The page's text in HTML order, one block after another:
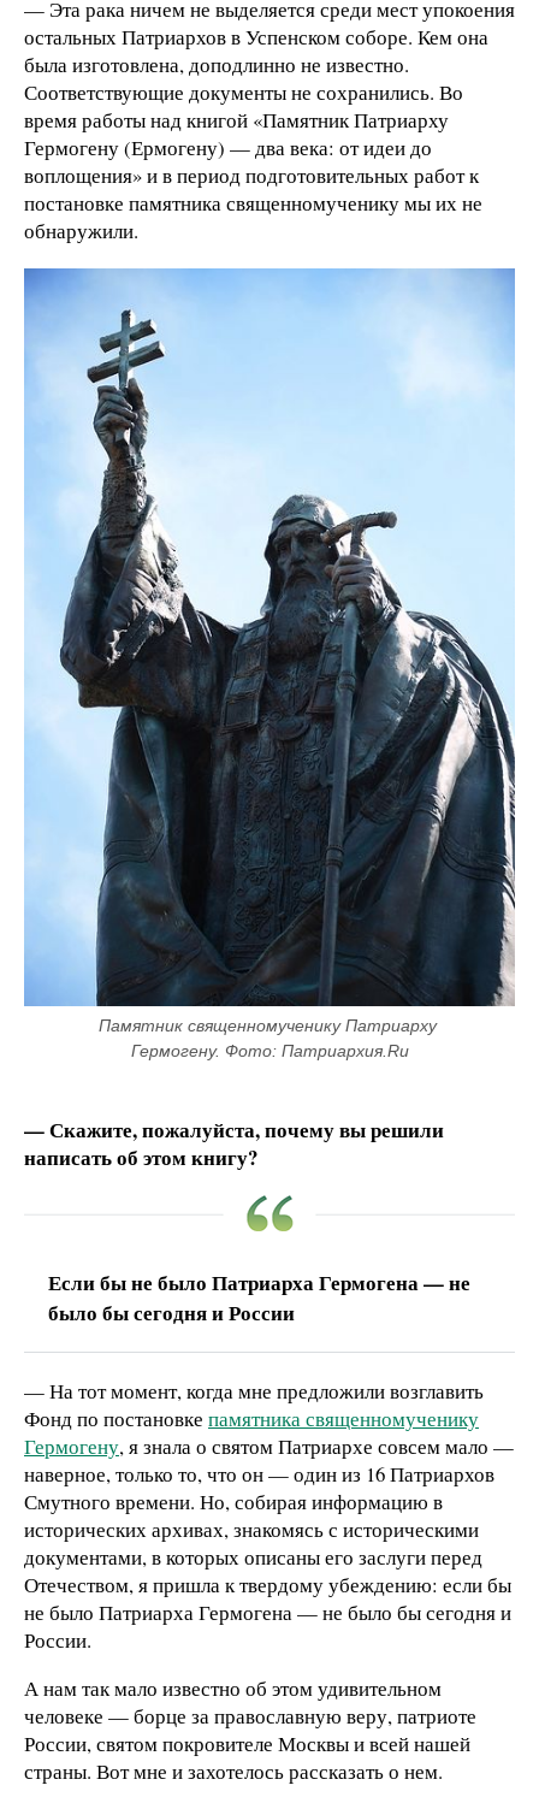
— Эта рака ничем не выделяется среди мест упокоения
остальных Патриархов в Успенском соборе. Кем она
была изготовлена, доподлинно не известно.
Соответствующие документы не сохранились. Во
время работы над книгой «Памятник Патриарху
Гермогену (Ермогену) — два века: от идеи до
воплощения» и в период подготовительных работ к
постановке памятника священномученику мы их не
обнаружили.
Памятник священномученику Патриарху
Гермогену. Фото: Патриархия.Ru
— Скажите, пожалуйста, почему вы решили
написать об этом книгу?
Если бы не было Патриарха Гермогена — не
было бы сегодня и России
— На тот момент, когда мне предложили возглавить
Фонд по постановке памятника священномученику
Гермогену, я знала о святом Патриархе совсем мало —
наверное, только то, что он — один из 16 Патриархов
Смутного времени. Но, собирая информацию в
исторических архивах, знакомясь с историческими
документами, в которых описаны его заслуги перед
Отечеством, я пришла к твердому убеждению: если бы
не было Патриарха Гермогена — не было бы сегодня и
России.
А нам так мало известно об этом удивительном
человеке — борце за православную веру, патриоте
России, святом покровителе Москвы и всей нашей
страны. Вот мне и захотелось рассказать о нем.